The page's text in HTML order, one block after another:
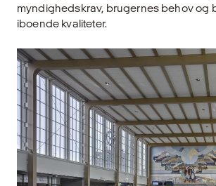
myndighedskrav, brugernes behov og
iboende kvaliteter.